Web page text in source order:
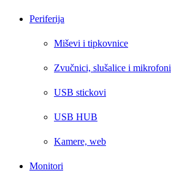
Periferija
Miševi i tipkovnice
Zvučnici, slušalice i mikrofoni
USB stickovi
USB HUB
Kamere, web
Monitori